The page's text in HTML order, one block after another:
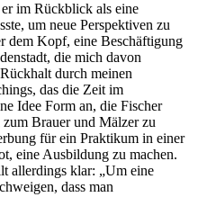
im Rückblick als eine
um neue Perspektiven zu
dem Kopf, eine Beschäftigung
die mich davon
durch meinen
das die Zeit im
Idee Form an, die Fischer
Brauer und Mälzer zu
für ein Praktikum in einer
eine Ausbildung zu machen.
allerdings klar: „Um eine
dass man